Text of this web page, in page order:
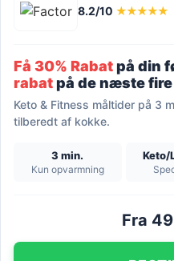
8.2/10 ★★★★★
Få 30% Rabatpå din
rabatpå de næste fire
Keto & Fitness måltider på 3
tilberedt af kokke.
3 min.
Kun opvarmning
Keto/
Fra